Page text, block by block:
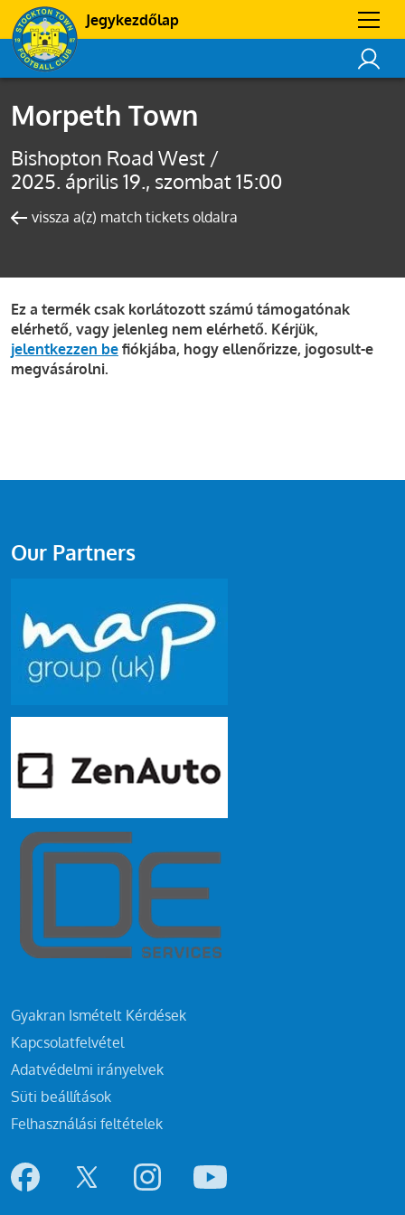
Jegykezdőlap
Morpeth Town
Bishopton Road West /
2025. április 19., szombat 15:00
vissza a(z) match tickets oldalra
Ez a termék csak korlátozott számú támogatónak
elérhető, vagy jelenleg nem elérhető. Kérjük,
jelentkezzen be fiókjába, hogy ellenőrizze, jogosult-e
megvásárolni.
Gyakran Ismételt Kérdések
Kapcsolatfelvétel
Adatvédelmi irányelvek
Süti beállítások
Felhasználási feltételek
Our Partners